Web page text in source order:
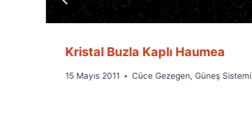
Kristal Buzla Kaplı Haumea
By
15 Mayıs 2011 Cüce Gezegen, Güneş Sistemi